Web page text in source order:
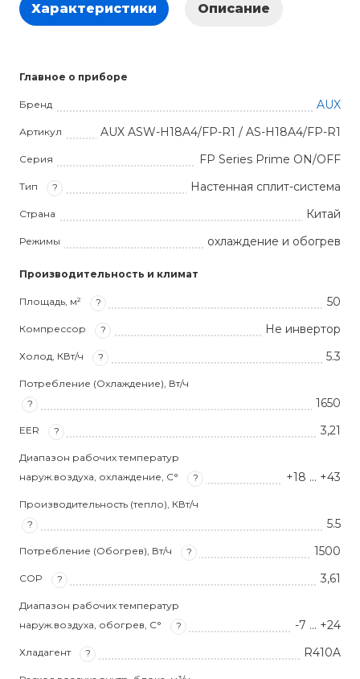
Характеристики Описание
Главное о приборе
Бренд AUX
Артикул AUX ASW-H18A4/FP-R1 / AS-H18A4/FP-R1
Серия FP Series Prime ON/OFF
Тип ? Настенная сплит-система
Страна Китай
Режимы охлаждение и обогрев
Производительность и климат
Площадь, м² ? 50
Компрессор ? Не инвертор
Холод, КВт/ч ? 5.3
Потребление (Охлаждение), Вт/ч
?
1650
EER ? 3,21
Диапазон рабочих температур
наруж.воздуха, охлаждение, С°
? +18 … +43
Производительность (тепло), КВт/ч
?
5.5
Потребление (Обогрев), Вт/ч ? 1500
COP ? 3,61
Диапазон рабочих температур
наруж.воздуха, обогрев, С°
? -7 … +24
Хладагент ? R410A